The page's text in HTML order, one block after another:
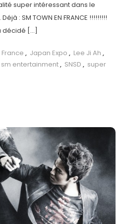
super intéressant dans le
: SM TOWN EN FRANCE !!!!!!!!!
décidé […]
France , Japan Expo , Lee Ji Ah ,
sm entertainment, SNSD , super